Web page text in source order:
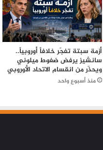
أزمة سبتة تفجّر خلافاً أوروبياً..
سانشيز يرفض ضغوط ميلوني
ويحذّر من انقسام الاتحاد الأوروبي
منذ أسبوع واحد